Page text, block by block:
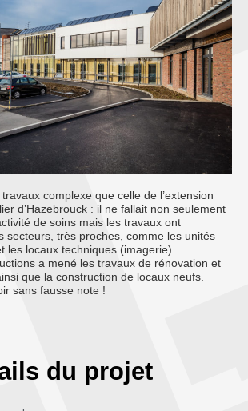
complexe que celle de l’extension
d’Hazebrouck : il ne fallait non seulement
de soins mais les travaux ont
secteurs, très proches, comme les unités
les locaux techniques (imagerie).
a mené les travaux de rénovation et
que la construction de locaux neufs.
sans fausse note !
du projet